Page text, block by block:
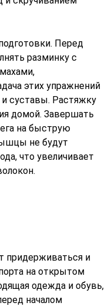
Перед
разминку с
этих упражнений
суставы. Растяжку
домой. Завершать
на быструю
не будут
что увеличивает
придерживаться и
на открытом
одежда и обувь,
началом